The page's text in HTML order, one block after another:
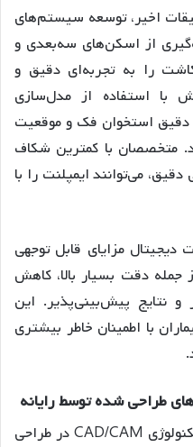
اخیر، توسعه سیستم‌های
از اسکن‌های سه‌بعدی و
را به تجربه‌ای دقیق و
با استفاده از مدل‌سازی
دقیق استخوان فک و موقعیت
. متخصصان با کمترین شکاف
می‌توانند ایمپلنت را با
دیجیتال مزایای قابل توجهی
دقت بسیار بالا، کاهش
و نتایج پیش‌بینی‌پذیر. این
با اطمینان خاطر بیشتری
هایطراحیشدهتوسطرایانه
مطالعات اخیر بر روی استفاده از تکنولوژی CAD/CAM در طراحی